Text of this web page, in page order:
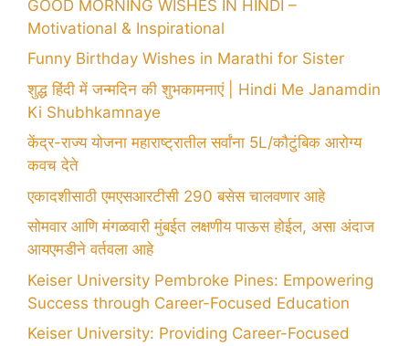
GOOD MORNING WISHES IN HINDI –
Motivational & Inspirational
Funny Birthday Wishes in Marathi for Sister
शुद्ध हिंदी में जन्मदिन की शुभकामनाएं | Hindi Me Janamdin
Ki Shubhkamnaye
केंद्र-राज्य योजना महाराष्ट्रातील सर्वांना 5L/कौटुंबिक आरोग्य
कवच देते
एकादशीसाठी एमएसआरटीसी 290 बसेस चालवणार आहे
सोमवार आणि मंगळवारी मुंबईत लक्षणीय पाऊस होईल, असा अंदाज
आयएमडीने वर्तवला आहे
Keiser University Pembroke Pines: Empowering
Success through Career-Focused Education
Keiser University: Providing Career-Focused